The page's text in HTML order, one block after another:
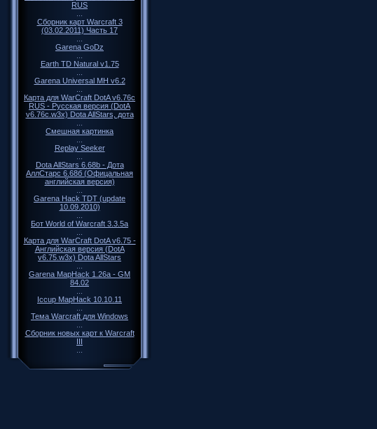
RUS
Сборник карт Warcraft 3
(03.02.2011) Часть 17
Garena GoDz
Earth TD Natural v1.75
Garena Universal MH v6.2
Карта для WarCraft DotA v6.76c
RUS - Русская версия (DotA
v6.76c.w3x) Dota AllStars, дота
Смешная картинка
Replay Seeker
Dota AllStars 6.68b - Дота
АллСтарс 6.68б (Офицальная
английская версия)
Garena Hack TDT (update
10.09.2010)
Бот World of Warcraft 3.3.5a
Карта для WarCraft DotA v6.75 -
Английская версия (DotA
v6.75.w3x) Dota AllStars
Garena MapHack 1.26a - GM
84.02
Iccup MapHack 10.10.11
Тема Warcraft для Windows
Сборник новых карт к Warcraft
III